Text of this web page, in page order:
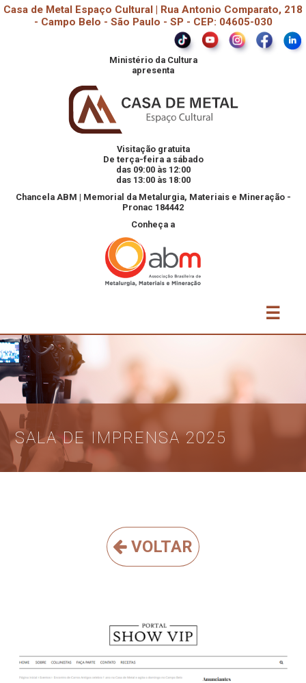
Casa de Metal Espaço Cultural | Rua Antonio Comparato, 218
- Campo Belo - São Paulo - SP - CEP: 04605-030
Ministério da Cultura
apresenta
Visitação gratuita
De terça-feira a sábado
das 09:00 às 12:00
das 13:00 às 18:00
Chancela ABM | Memorial da Metalurgia, Materiais e Mineração -
Pronac 184442
Conheça a
☰
SALA DE IMPRENSA 2025
VOLTAR